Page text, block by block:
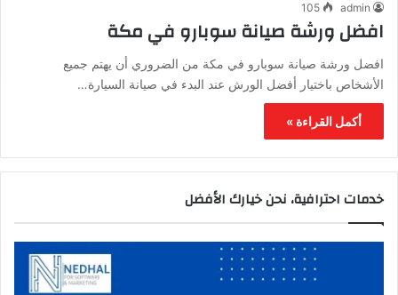
admin
105
افضل ورشة صيانة سوبارو في مكة
افضل ورشة صيانة سوبارو في مكة من الضروري أن يهتم جميع
الأشخاص باختيار أفضل الورش عند البدء في صيانة السيارة…
أكمل القراءة »
خدمات احترافية، نحن خيارك الأفضل